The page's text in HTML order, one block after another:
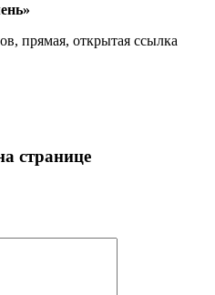
прямая, открытая ссылка
странице